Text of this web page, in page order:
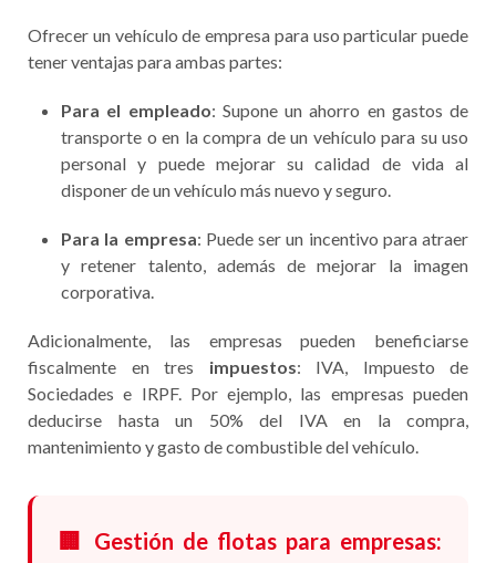
Ofrecer un vehículo de empresa para uso particular puede
tener ventajas para ambas partes:
Para el empleado: Supone un ahorro en gastos de
transporte o en la compra de un vehículo para su uso
personal y puede mejorar su calidad de vida al
disponer de un vehículo más nuevo y seguro.
Para la empresa: Puede ser un incentivo para atraer
y retener talento, además de mejorar la imagen
corporativa.
Adicionalmente, las empresas pueden beneficiarse
fiscalmente en tres impuestos: IVA, Impuesto de
Sociedades e IRPF. Por ejemplo, las empresas pueden
deducirse hasta un 50% del IVA en la compra,
mantenimiento y gasto de combustible del vehículo.
🏢 Gestión de flotas para empresas: